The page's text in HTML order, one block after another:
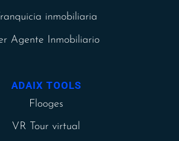
inmobiliaria
Agente Inmobiliario
ADAIX TOOLS
Flooges
VR Tour virtual